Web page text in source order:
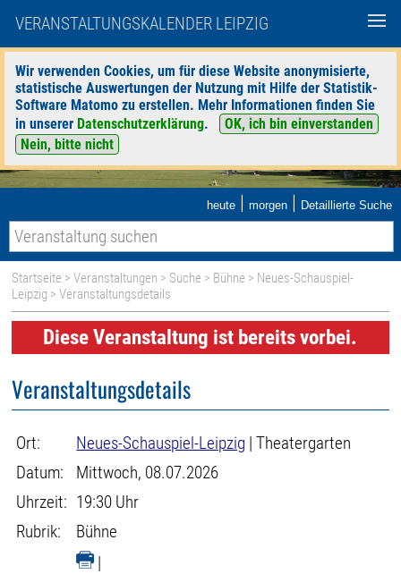
VERANSTALTUNGSKALENDER LEIPZIG
Wir verwenden Cookies, um für diese Website anonymisierte,
statistische Auswertungen der Nutzung mit Hilfe der Statistik-
Software Matomo zu erstellen. Mehr Informationen finden Sie
in unserer Datenschutzerklärung.
OK, ich bin einverstanden
Nein, bitte nicht
heute | morgen | Detaillierte Suche
Startseite >Veranstaltungen > Suche > Bühne > Neues-Schauspiel-
Leipzig > Veranstaltungsdetails
Diese Veranstaltung ist bereits vorbei.
Veranstaltungsdetails
Ort: Neues-Schauspiel-Leipzig | Theatergarten
Datum:
Mittwoch, 08.07.2026
Uhrzeit: 19:30 Uhr
Rubrik:
Bühne
|